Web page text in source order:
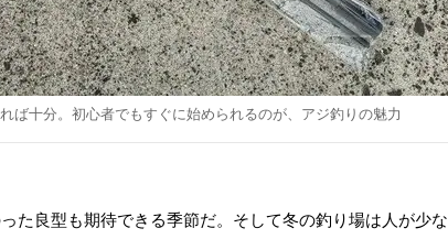
ば十分。初心者でもすぐに始められるのが、アジ釣りの魅力
た良型も期待できる季節だ。そして冬の釣り場は人が少な